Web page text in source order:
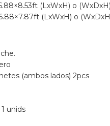
(LxWxH) o
(LxWxH) o
(ambos lados) 2pcs
unids